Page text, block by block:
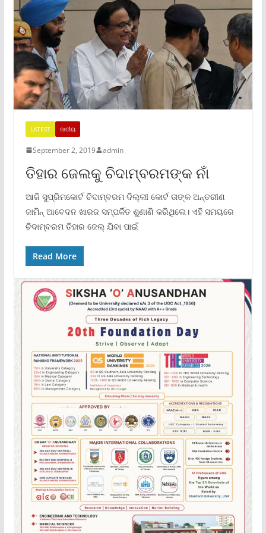
LATEST ଜାତୀୟ
September 2, 2019 admin
ତିହାର ଜେଲକୁ ଚିଦାମ୍ବରମଙ୍କ ନାଁ
ଆଜି ସୁପ୍ରିମକୋର୍ଟ ଚିଦାମ୍ବରମ ଦିଲ୍ଲୀ କୋର୍ଟ ତାଙ୍କ ଅନ୍ତରୀଣ
ଜାମିନ୍ ଆବେଦନ ଖାରଜ ସମ୍ପର୍କିତ ଶୁଣାଣି କରିଥିଲେ। ଏହି ସମୟରେ
ଚିଦାମ୍ବରମ ତିହାର ଜେଲ୍ ଯିବା ପାଇଁ
Read More